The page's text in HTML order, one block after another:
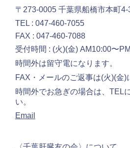
〒273-0005 千葉県船橋市本町4-
TEL : 047-460-7055
FAX : 047-460-7088
受付時間 : (火)(金) AM10:00〜
時間外は留守電になります。
FAX・メールのご返事は(火)(金)
時間外でお急ぎの場合は、TEL
い。
Email